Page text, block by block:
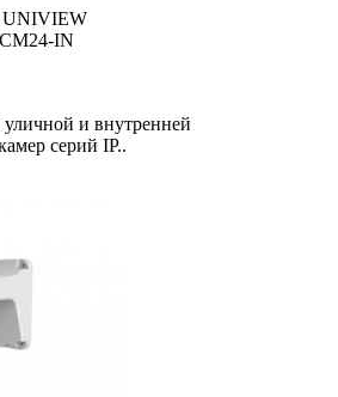
UNIVIEW
IN
и внутренней
серий IP..